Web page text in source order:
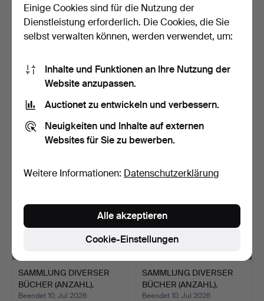
THOMAS KITCHIN,
HANDKOLORIERTE KARTE
DER C…
4 Gebote
54 USD
SAMMLUNG
48 USD
SAMMLUNG DIVERSER
BÜCHER (ANZAHL).
Beendet 10. Jul 2026
SAMMLUNG DIVERSER
BÜCHER (ANZAHL).
Beendet 10. Jul 2026
Einige Cookies sind für die Nutzung der
Dienstleistung erforderlich. Die Cookies, die Sie
selbst verwalten können, werden verwendet, um:
Inhalte und Funktionen an Ihre Nutzung der
Website anzupassen.
Auctionet zu entwickeln und verbessern.
Neuigkeiten und Inhalte auf externen
Websites für Sie zu bewerben.
Weitere Informationen: Datenschutzerklärung
Cookie-Einstellungen
Alle akzeptieren